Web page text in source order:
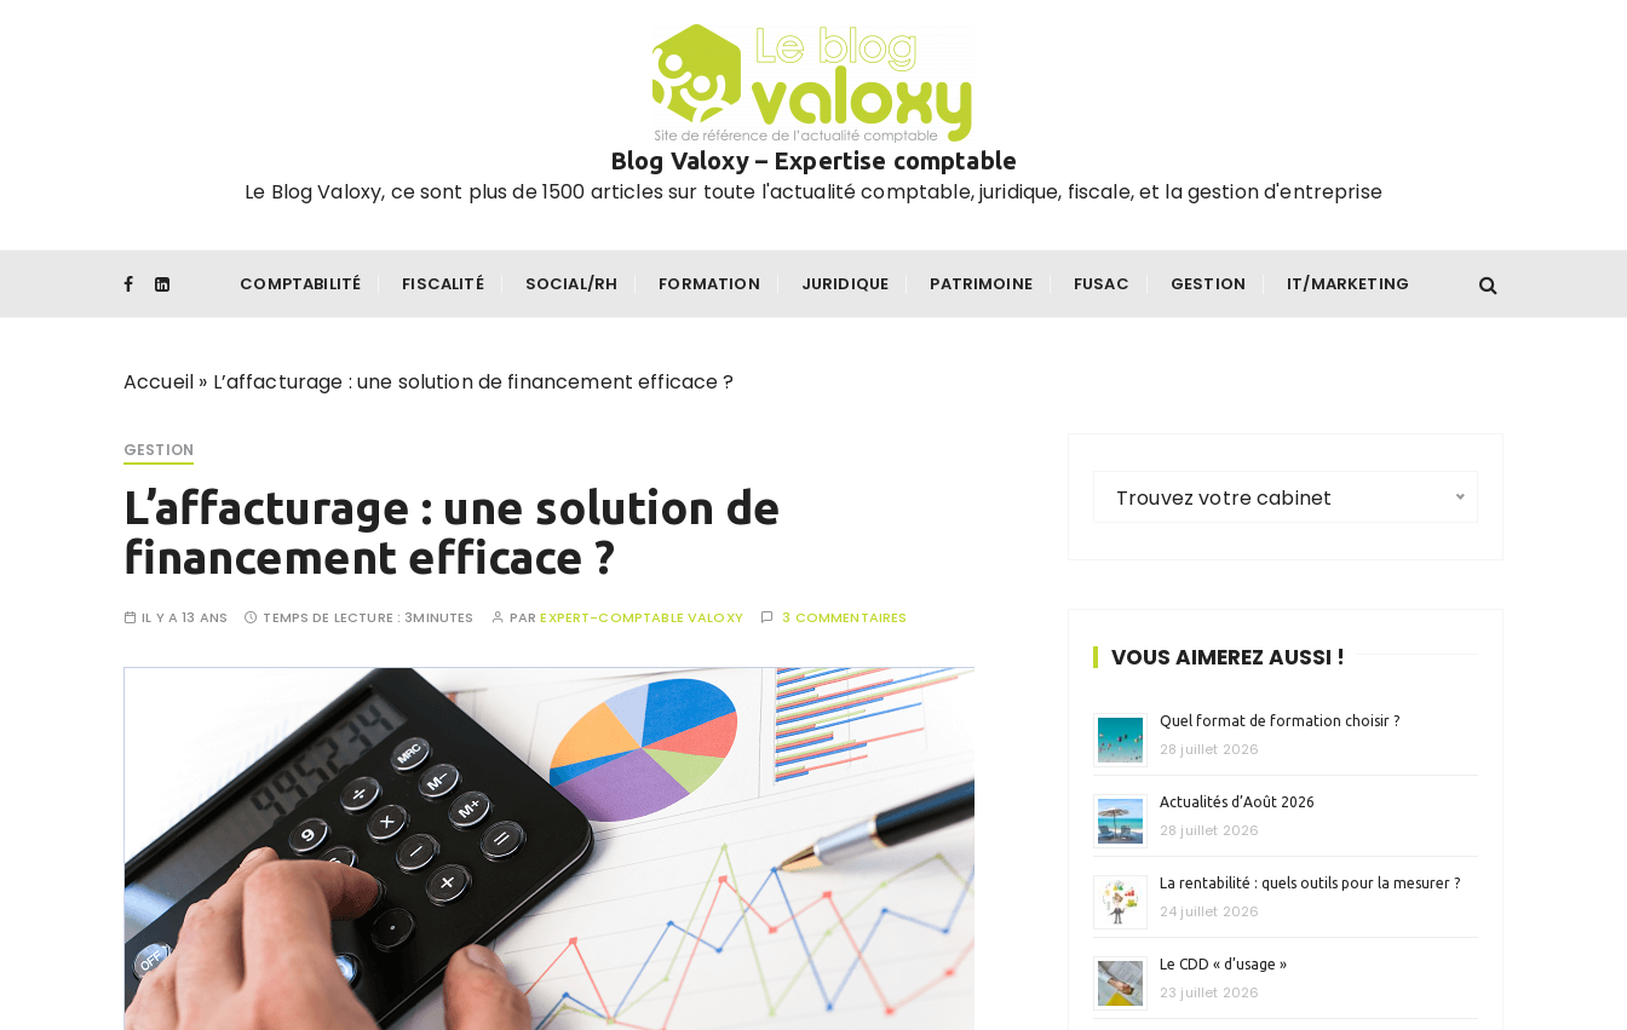
Blog Valoxy – Expertise comptable
Le Blog Valoxy, ce sont plus de 1500 articles sur toute l'actualité comptable, juridique, fiscale, et la gestion d'entreprise
COMPTABILITÉ FISCALITÉ SOCIAL/RH FORMATION JURIDIQUE PATRIMOINE FUSAC GESTION IT/MARKETING
Accueil » L’affacturage : une solution de financement efficace ?
GESTION
L’affacturage : une solution de
financement efficace ?
IL Y A 13 ANS TEMPS DE LECTURE : 3MINUTES PAREXPERT-COMPTABLE VALOXY 3 COMMENTAIRES
Trouvez votre cabinet
VOUS AIMEREZ AUSSI !
Quel format de formation choisir ?
28 juillet 2026
Actualités d’Août 2026
28 juillet 2026
La rentabilité : quels outils pour la mesurer ?
24 juillet 2026
Le CDD « d’usage »
23 juillet 2026